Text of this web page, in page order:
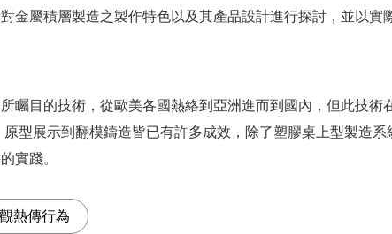
金屬積層製造之製作特色以及其產品設計進行探討，並以
矚目的技術，從歐美各國熱絡到亞洲進而到國內，但此技
型展示到翻模鑄造皆已有許多成效，除了塑膠桌上型製造
實踐。
熱傳行為